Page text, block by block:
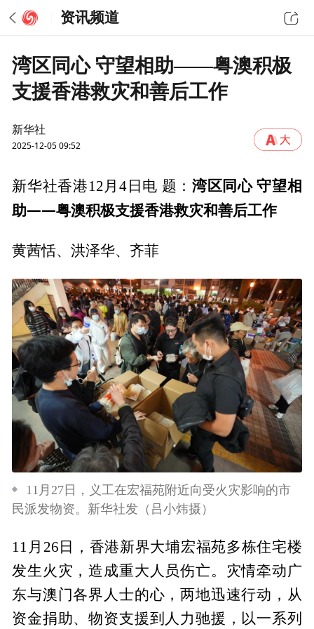
资讯频道
湾区同心 守望相助——粤澳积极
支援香港救灾和善后工作
新华社
2025-12-05 09:52
新华社香港12月4日电 题：湾区同心 守望相
助——粤澳积极支援香港救灾和善后工作
黄茜恬、洪泽华、齐菲
11月27日，义工在宏福苑附近向受火灾影响的市
民派发物资。新华社发（吕小炜摄）
11月26日，香港新界大埔宏福苑多栋住宅楼
发生火灾，造成重大人员伤亡。灾情牵动广
东与澳门各界人士的心，两地迅速行动，从
资金捐助、物资支援到人力驰援，以一系列